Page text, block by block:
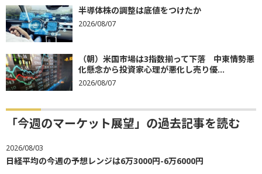
半導体株の調整は底値をつけたか
2026/08/07
（朝）米国市場は3指数揃って下落 中東情勢悪
化懸念から投資家心理が悪化し売り優...
2026/08/07
「今週のマーケット展望」の過去記事を読む
2026/08/03
日経平均の今週の予想レンジは6万3000円-6万6000円